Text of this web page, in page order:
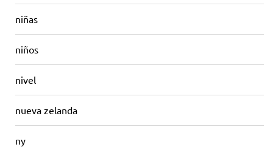
niñas
niños
nivel
nueva zelanda
ny